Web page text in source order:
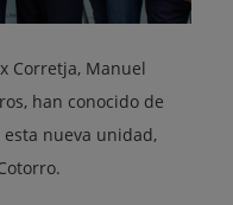
Corretja, Manuel
han conocido de
nueva unidad,